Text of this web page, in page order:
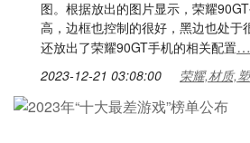
图。根据放出的图片显示，荣耀
高，边框也控制的很好，黑边也处于
还放出了荣耀90GT手机的相关配置
2023-12-21 03:08:00 荣耀,材质,